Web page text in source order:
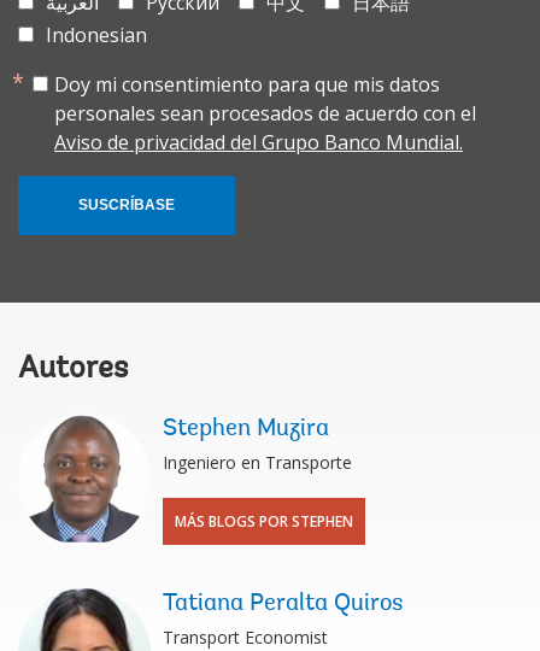
Indonesian
Doy mi consentimiento para que mis datos
personales sean procesados de acuerdo con el
Aviso de privacidad del Grupo Banco Mundial.
SUSCRÍBASE
Autores
Stephen Muzira
Ingeniero en Transporte
MÁS BLOGS POR STEPHEN
Tatiana Peralta Quiros
Transport Economist